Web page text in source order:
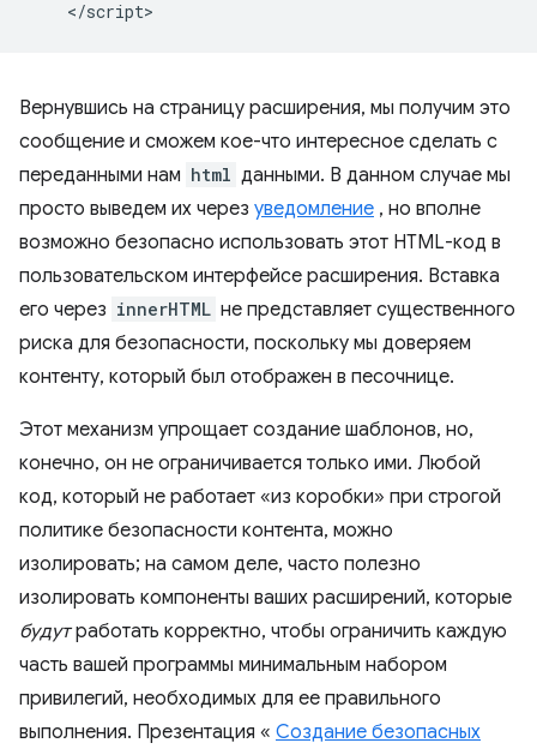
Вернувшись на страницу расширения, мы получим это
сообщение и сможем кое-что интересное сделать с
переданными нам html данными. В данном случае мы
просто выведем их через уведомление , но вполне
возможно безопасно использовать этот HTML-код в
пользовательском интерфейсе расширения. Вставка
его через innerHTML не представляет существенного
риска для безопасности, поскольку мы доверяем
контенту, который был отображен в песочнице.
Этот механизм упрощает создание шаблонов, но,
конечно, он не ограничивается только ими. Любой
код, который не работает «из коробки» при строгой
политике безопасности контента, можно
изолировать; на самом деле, часто полезно
изолировать компоненты ваших расширений, которые
будутработать корректно, чтобы ограничить каждую
часть вашей программы минимальным набором
привилегий, необходимых для ее правильного
выполнения. Презентация « Создание безопасных